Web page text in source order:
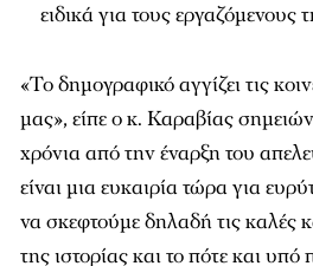
ειδικά για τους εργαζόμενους
«Το δημογραφικό αγγίζει τις
μας», είπε ο κ. Καραβίας
χρόνια από την έναρξη του
είναι μια ευκαιρία τώρα για
να σκεφτούμε δηλαδή τις καλές
της ιστορίας και το πότε και